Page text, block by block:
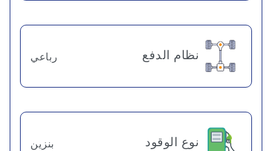
نظام الدفع رباعي
نوع الوقود بنزين